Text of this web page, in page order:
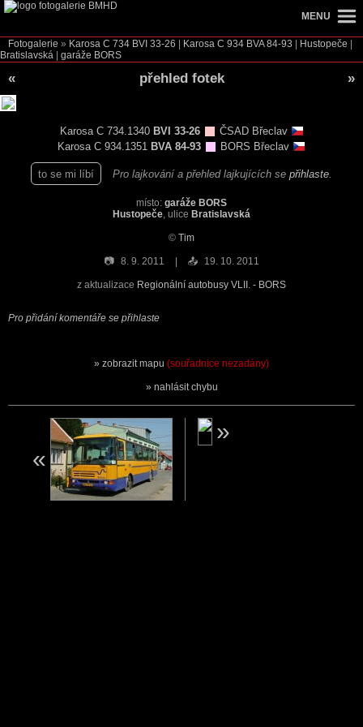
Fotogalerie » Karosa C 734 BVI 33-26 Karosa C 934 BVA 84-93 Hustopeče
Bratislavská
garáže BORS
« přehled fotek »
Karosa C 734.1340 BVI 33-26
ČSAD Břeclav
Karosa C 934.1351 BVA 84-93 BORS Břeclav
to se mi líbí Pro lajkování a přehled lajkujících se přihlaste
místo: garáže BORS
Hustopeče, ulice Bratislavská
© Tim
📷 8. 9. 2011 📤 19. 10. 2011
z aktualizace Regionální autobusy VLII. - BORS
Pro přidání komentáře se přihlaste
zobrazit mapu (souřadnice nezadány)
nahlásit chybu
MENU